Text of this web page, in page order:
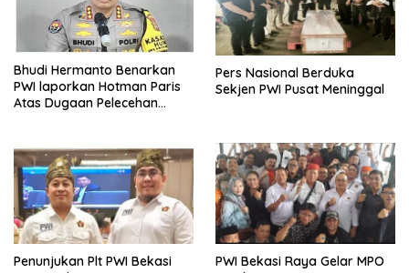
Bhudi Hermanto Benarkan
PWI laporkan Hotman Paris
Atas Dugaan Pelecehan
Pers Nasional Berduka
Sekjen PWI Pusat Meninggal
Penunjukan Plt PWI Bekasi
PWI Bekasi Raya Gelar MPO